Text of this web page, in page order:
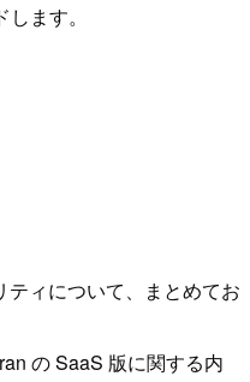
ます。
ィについて、まとめてお
の SaaS 版に関する内